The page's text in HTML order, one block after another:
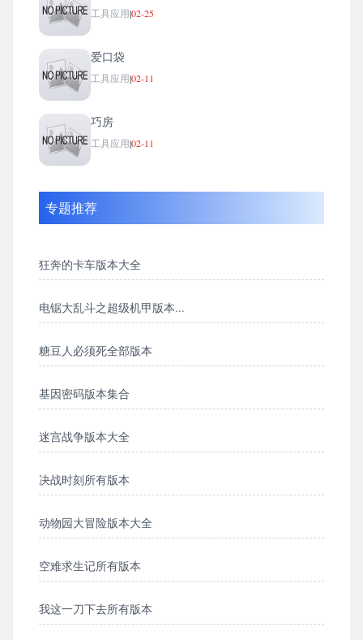
工具应用|02-25
爱口袋
工具应用|02-11
巧房
工具应用|02-11
专题推荐
狂奔的卡车版本大全
电锯大乱斗之超级机甲版本...
糖豆人必须死全部版本
基因密码版本集合
迷宫战争版本大全
决战时刻所有版本
动物园大冒险版本大全
空难求生记所有版本
我这一刀下去所有版本